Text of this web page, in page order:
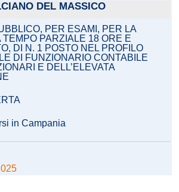
DEL MASSICO
PER ESAMI, PER LA
PARZIALE 18 ORE E
DI N. 1 POSTO NEL PROFILO
DI FUNZIONARIO CONTABILE
E DELL’ELEVATA
in Campania